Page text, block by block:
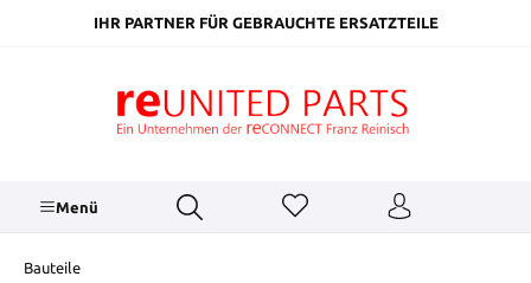
springenIHR PARTNER FÜR GEBRAUCHTE ERSATZTEILE
Menü
Bauteile